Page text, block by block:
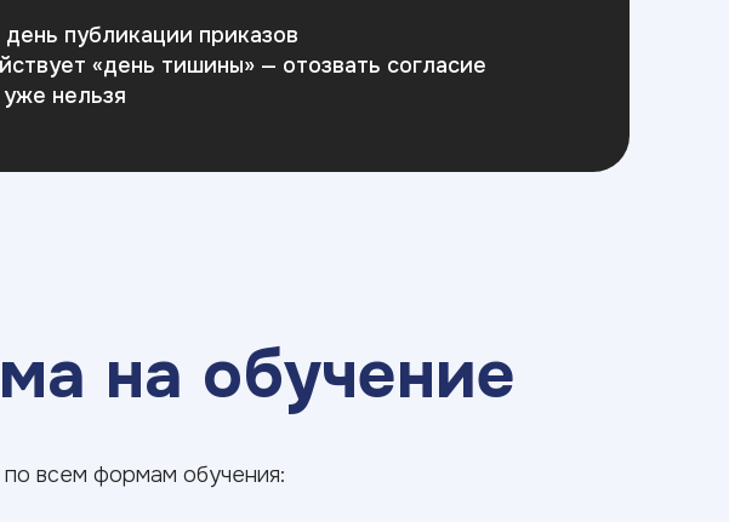
публикации приказов
«день тишины» — отозвать согласие
нельзя
на обучение
всем формам обучения: